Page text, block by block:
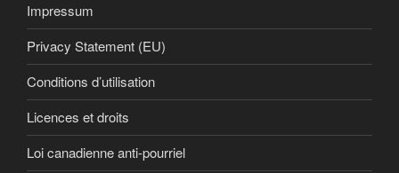
Impressum
Privacy Statement (EU)
Conditions d’utilisation
Licences et droits
Loi canadienne anti-pourriel